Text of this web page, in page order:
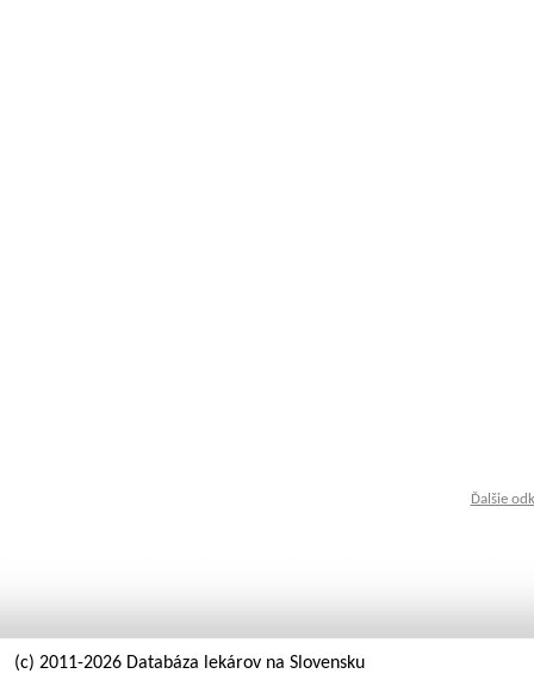
Ďalšie
(c) 2011-2026 Databáza lekárov na Slovensku